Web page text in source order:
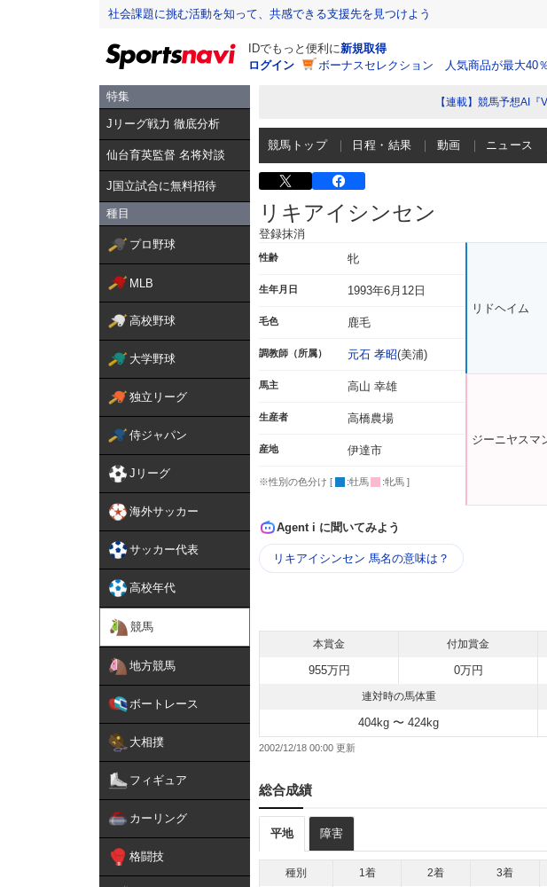
社会課題に挑む活動を知って、共感できる支援先を見つけよう
IDでもっと便利に新規取得
ログイン
ボーナスセレクション 人気商品が最大40％
特集
Jリーグ戦力 徹底分析
仙台育英監督 名将対談
J国立試合に無料招待
種目
プロ野球
MLB
高校野球
大学野球
独立リーグ
侍ジャパン
Jリーグ
海外サッカー
サッカー代表
高校年代
競馬
地方競馬
ボートレース
大相撲
フィギュア
カーリング
格闘技
【連載】競馬予想AI
競馬トップ 日程・結果 動画 ニュース
リキアイシンセン
登録抹消
性齢 牝
生年月日 1993年6月12日
毛色 鹿毛
調教師（所属） 元石 孝昭(美浦)
馬主 高山 幸雄
生産者 高橋農場
産地 伊達市
※性別の色分け [ :牡馬 :牝馬 ]
リドヘイム
ジーニヤスマ
Agent i に聞いてみよう
リキアイシンセン 馬名の意味は？
本賞金 付加賞金
955万円 0万円
連対時の馬体重
404kg 〜 424kg
2002/12/18 00:00
総合成績
平地 障害
種別 1着 2着 3着